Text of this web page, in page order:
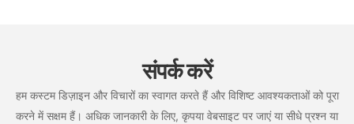
संपर्क करें
हम कस्टम डिज़ाइन और विचारों का स्वागत करते हैं और विशिष्ट आवश्यकताओं को पूरा
करने में सक्षम हैं। अधिक जानकारी के लिए, कृपया वेबसाइट पर जाएं या सीधे प्रश्न या